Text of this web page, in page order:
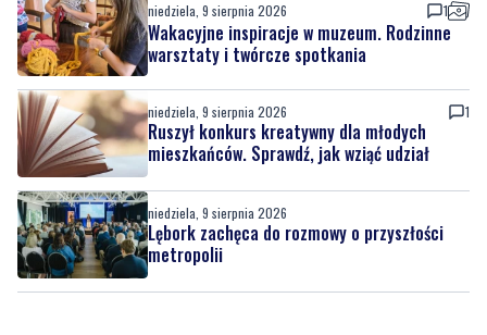
niedziela, 9 sierpnia 2026 1
Wakacyjne inspiracje w muzeum. Rodzinne
warsztaty i twórcze spotkania
niedziela, 9 sierpnia 2026 1
Ruszył konkurs kreatywny dla młodych
mieszkańców. Sprawdź, jak wziąć udział
niedziela, 9 sierpnia 2026
Lębork zachęca do rozmowy o przyszłości
metropolii